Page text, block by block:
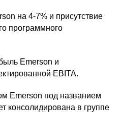
на 4-7% и присутствие
программного
Emerson и
EBITA.
Emerson под названием
консолидирована в группе